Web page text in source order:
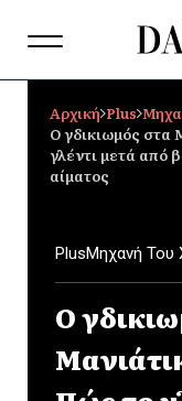
Αρχική Plus
Ο γδικιωμός στα
γλέντι μετά από
αίματος
PlusΜηχανή Του
Ο